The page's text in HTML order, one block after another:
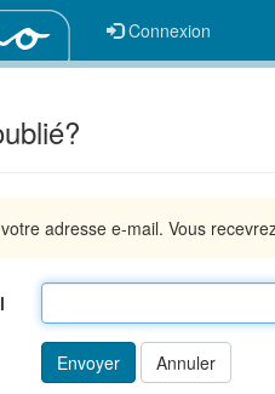
Connexion
adresse e-mail. Vous
Annuler